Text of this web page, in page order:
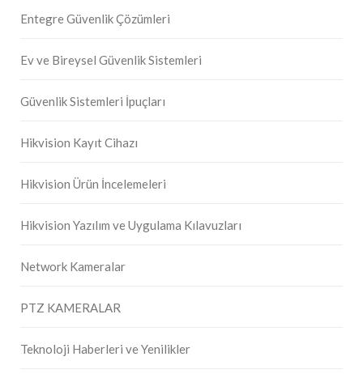
Entegre Güvenlik Çözümleri
Ev ve Bireysel Güvenlik Sistemleri
Güvenlik Sistemleri İpuçları
Hikvision Kayıt Cihazı
Hikvision Ürün İncelemeleri
Hikvision Yazılım ve Uygulama Kılavuzları
Network Kameralar
PTZ KAMERALAR
Teknoloji Haberleri ve Yenilikler